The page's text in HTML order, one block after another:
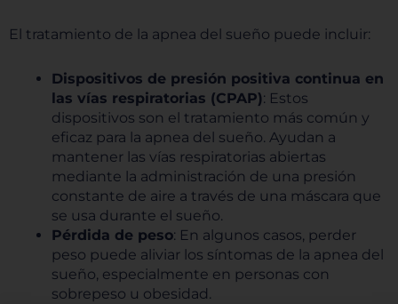
El tratamiento de la apnea del sueño puede incluir:
Dispositivos de presión positiva continua en
las vías respiratorias (CPAP): Estos
dispositivos son el tratamiento más común y
eficaz para la apnea del sueño. Ayudan a
mantener las vías respiratorias abiertas
mediante la administración de una presión
constante de aire a través de una máscara que
se usa durante el sueño.
Pérdida de peso: En algunos casos, perder
peso puede aliviar los síntomas de la apnea del
sueño, especialmente en personas con
sobrepeso u obesidad.